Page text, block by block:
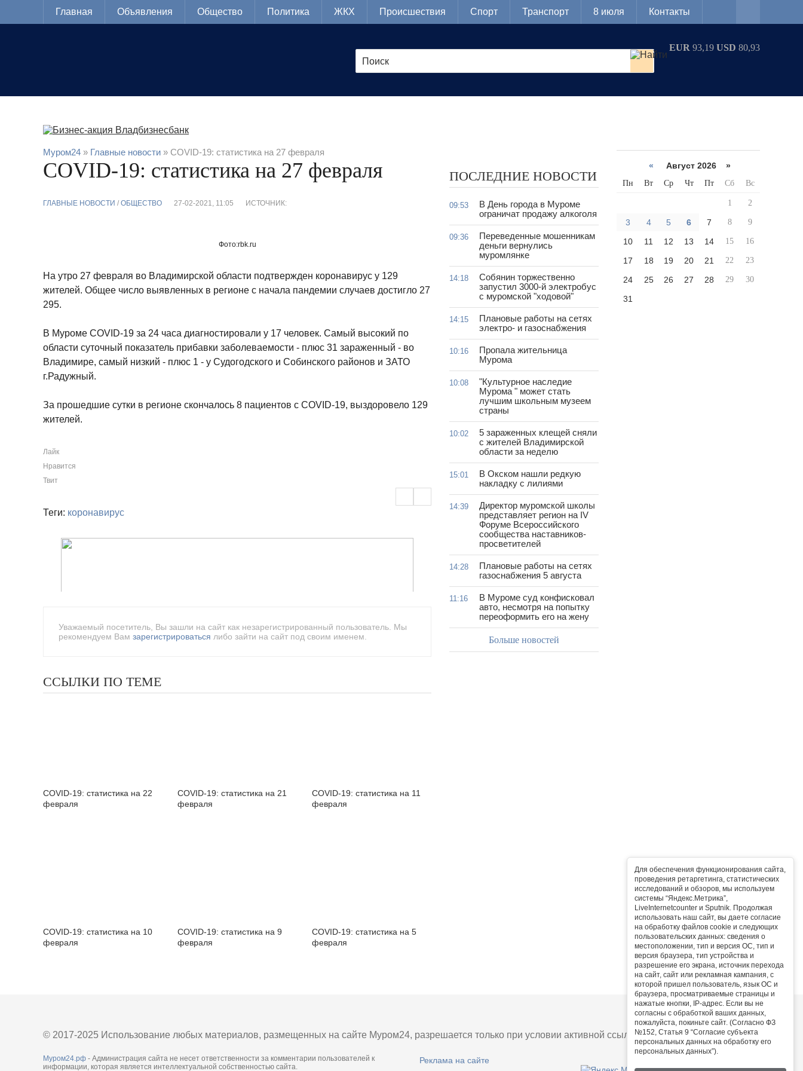
Для обеспечения функционирования сайта,
проведения ретаргетинга, статистических
исследований и обзоров, мы используем
системы “Яндекс.Метрика”,
LiveInternetcounter и Sputnik. Продолжая
использовать наш сайт, вы даете согласие
на обработку файлов cookie и следующих
пользовательских данных: сведения о
местоположении, тип и версия ОС, тип и
версия браузера, тип устройства и
разрешение его экрана, источник перехода
на сайт, сайт или рекламная кампания, с
которой пришел пользователь, язык ОС и
браузера, просматриваемые страницы и
нажатые кнопки, IP-адрес. Если вы не
согласны с обработкой ваших данных,
пожалуйста, покиньте сайт. (Согласно ФЗ
№152, Статья 9 “Согласие субъекта
персональных данных на обработку его
персональных данных”).
Главная Объявления Общество Политика ЖКХ Происшествия Спорт Транспорт 8 июля Контакты
EUR 93,19 USD 80,93
Муром24 » Главные новости » COVID-19: статистика на 27 февраля
COVID-19: статистика на 27 февраля
ГЛАВНЫЕ НОВОСТИ / ОБЩЕСТВО 27-02-2021, 11:05 ИСТОЧНИК:
Фото:rbk.ru
На утро 27 февраля во Владимирской области подтвержден коронавирус у 129
жителей. Общее число выявленных в регионе с начала пандемии случаев достигло 27
295.
В Муроме COVID-19 за 24 часа диагностировали у 17 человек. Самый высокий по
области суточный показатель прибавки заболеваемости - плюс 31 зараженный - во
Владимире, самый низкий - плюс 1 - у Судогодского и Собинского районов и ЗАТО
г.Радужный.
За прошедшие сутки в регионе скончалось 8 пациентов с COVID-19, выздоровело 129
жителей.
Лайк
Нравится
Твит
Теги: коронавирус
Уважаемый посетитель, Вы зашли на сайт как незарегистрированный пользователь. Мы
рекомендуем Вам зарегистрироваться либо зайти на сайт под своим именем.
ССЫЛКИ ПО ТЕМЕ
COVID-19: статистика на 22
февраля
COVID-19: статистика на 21
февраля
COVID-19: статистика на 11
февраля
COVID-19: статистика на 10
февраля
COVID-19: статистика на 9
февраля
COVID-19: статистика на 5
февраля
ПОСЛЕДНИЕ НОВОСТИ
09:53
В День города в Муроме
ограничат продажу алкоголя
09:36
Переведенные мошенникам
деньги вернулись
муромлянке
14:18
Собянин торжественно
запустил 3000-й электробус
с муромской "ходовой"
14:15
Плановые работы на сетях
электро- и газоснабжения
10:16
Пропала жительница
Мурома
10:08
"Культурное наследие
Мурома " может стать
лучшим школьным музеем
страны
10:02
5 зараженных клещей сняли
с жителей Владимирской
области за неделю
15:01
В Окском нашли редкую
накладку с лилиями
14:39
Директор муромской школы
представляет регион на IV
Форуме Всероссийского
сообщества наставников-
просветителей
14:28
Плановые работы на сетях
газоснабжения 5 августа
11:16
В Муроме суд конфисковал
авто, несмотря на попытку
переоформить его на жену
Больше новостей
« Август 2026 »
Пн Вт Ср Чт Пт Сб Вс
1 2
3 4 5 6 7 8 9
10 11 12 13 14 15 16
17 18 19 20 21 22 23
24 25 26 27 28 29 30
31
© 2017-2025 Использование любых материалов, размещенных на сайте Муром24, разрешается только при условии активной ссылки на сайт.
Муром24.рф - Администрация сайта не несет ответственности за комментарии пользователей к
информации, которая является интеллектуальной собственностью сайта.
Реклама на сайте